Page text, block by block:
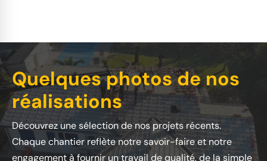
Quelques photos de nos
réalisations
Découvrez une sélection de nos projets récents.
Chaque chantier reflète notre savoir-faire et notre
engagement à fournir un travail de qualité, de la simple